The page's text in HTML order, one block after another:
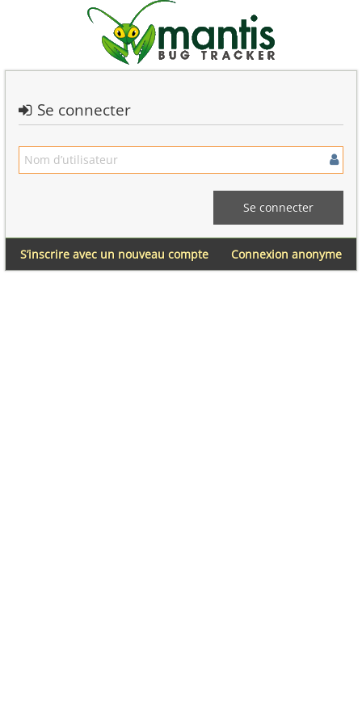
Se connecter
Connexion anonyme
S’inscrire avec un nouveau compte